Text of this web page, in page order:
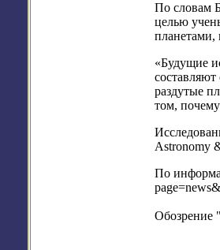
По словам
целью
планетами,
«Будущие
раздутые
том,
Astronomy
По
Обозрение